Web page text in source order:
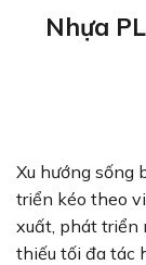
Nhựa
Xu hướng sống
triển kéo theo
xuất, phát triển
thiếu tối đa tác